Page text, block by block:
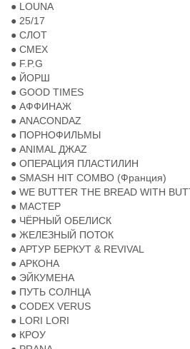
● LOUNA
● 25/17
● СЛОТ
● СМЕХ
● F.P.G
● ЙОРШ
● GOOD TIMES
● АФФИНАЖ
● ANACONDAZ
● ПОРНОФИЛЬМЫ
● ANIMAL ДЖАZ
● ОПЕРАЦИЯ ПЛАСТИЛИН
● SMASH HIT COMBO (Франция)
● WE BUTTER THE BREAD WITH
● МАСТЕР
● ЧЁРНЫЙ ОБЕЛИСК
● ЖЕЛЕЗНЫЙ ПОТОК
● АРТУР БЕРКУТ & REVIVAL
● АРКОНА
● ЭЙКУМЕНА
● ПУТЬ СОЛНЦА
● CODEX VERUS
● LORI LORI
● КРОУ